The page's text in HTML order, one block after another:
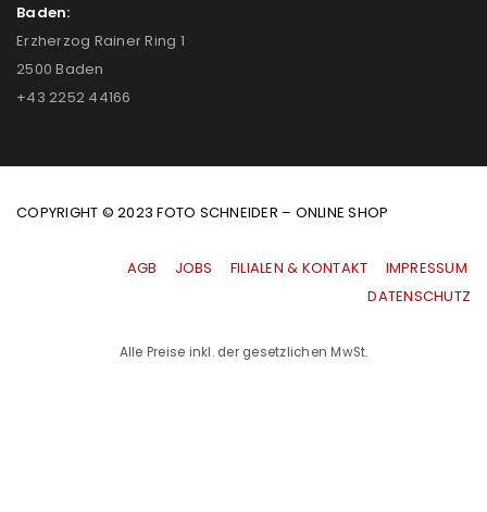
Baden:
Erzherzog Rainer Ring 1
2500 Baden
+43 2252 44166
COPYRIGHT © 2023 FOTO SCHNEIDER – ONLINE SHOP
AGB JOBS FILIALEN & KONTAKT
IMPRESSUM
|DATENSCHUTZ
Alle Preise inkl. der gesetzlichen MwSt.